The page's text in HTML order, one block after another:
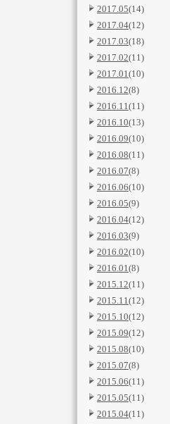
2017.05(14)
2017.04(12)
2017.03(18)
2017.02(11)
2017.01(10)
2016.12(8)
2016.11(11)
2016.10(13)
2016.09(10)
2016.08(11)
2016.07(8)
2016.06(10)
2016.05(9)
2016.04(12)
2016.03(9)
2016.02(10)
2016.01(8)
2015.12(11)
2015.11(12)
2015.10(12)
2015.09(12)
2015.08(10)
2015.07(8)
2015.06(11)
2015.05(11)
2015.04(11)